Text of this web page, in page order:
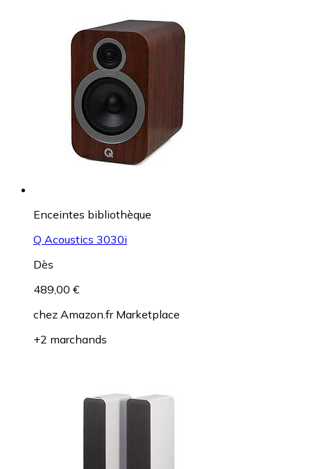
Enceintes bibliothèque
Q Acoustics 3030i
Dès
489,00 €
chez Amazon.fr Marketplace
+2 marchands